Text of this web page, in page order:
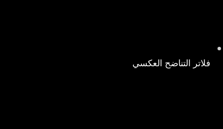
فلاتر التناضح العكسي